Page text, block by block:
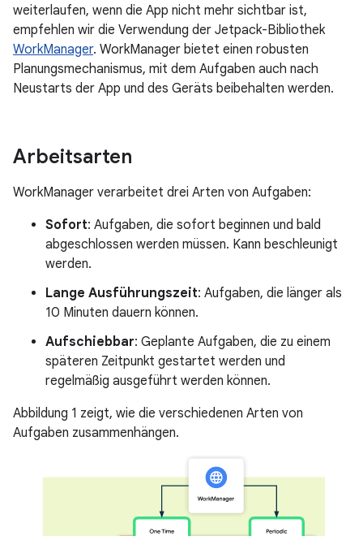
weiterlaufen, wenn die App nicht mehr sichtbar ist,
empfehlen wir die Verwendung der Jetpack-Bibliothek
WorkManager. WorkManager bietet einen robusten
Planungsmechanismus, mit dem Aufgaben auch nach
Neustarts der App und des Geräts beibehalten werden.
Arbeitsarten
WorkManager verarbeitet drei Arten von Aufgaben:
Sofort: Aufgaben, die sofort beginnen und bald
abgeschlossen werden müssen. Kann beschleunigt
werden.
Lange Ausführungszeit: Aufgaben, die länger als
10 Minuten dauern können.
Aufschiebbar: Geplante Aufgaben, die zu einem
späteren Zeitpunkt gestartet werden und
regelmäßig ausgeführt werden können.
Abbildung 1 zeigt, wie die verschiedenen Arten von
Aufgaben zusammenhängen.